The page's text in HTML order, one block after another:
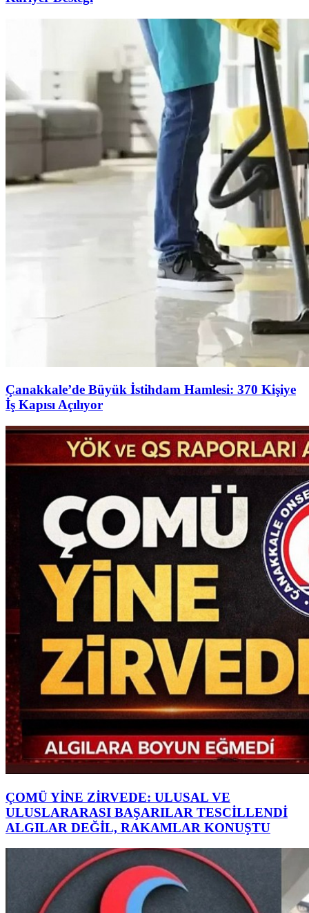
Çanakkale’de Büyük İstihdam Hamlesi: 370 Kişiye
İş Kapısı Açılıyor
ÇOMÜ YİNE ZİRVEDE: ULUSAL VE
ULUSLARARASI BAŞARILAR TESCİLLENDİ
ALGILAR DEĞİL, RAKAMLAR KONUŞTU